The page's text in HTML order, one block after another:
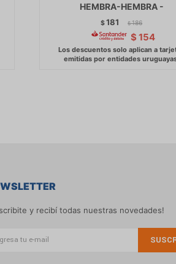
HEMBRA-HEMBRA -
$181 $ 186
$ 154
y recibí todas nuestras novedades!